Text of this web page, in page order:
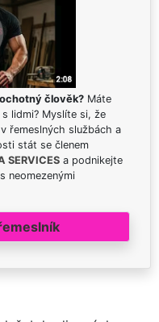
člověk? Máte
lidmi? Myslíte si, že
řemeslných službách a
stát se členem
SERVICES a podnikejte
neomezenými